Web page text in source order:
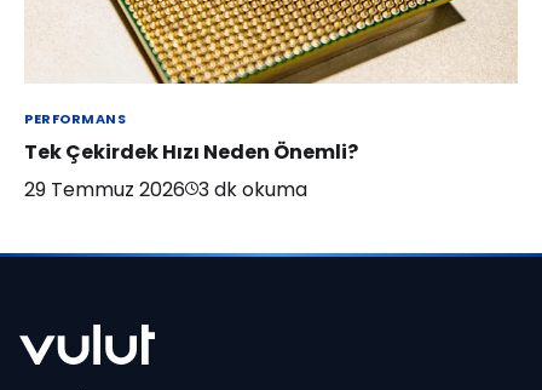
PERFORMANS
Tek Çekirdek Hızı Neden Önemli?
29 Temmuz 2026 3dk okuma